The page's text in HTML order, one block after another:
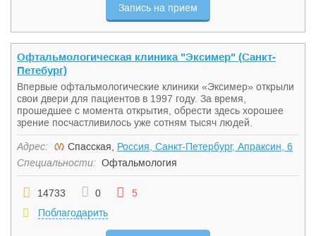
Запись на прием
Офтальмологическая клиника "Эксимер" (Санкт-
Петебург)
Впервые офтальмологические клиники «Эксимер» открыли
свои двери для пациентов в 1997 году. За время,
прошедшее с момента открытия, обрести здесь хорошее
зрение посчастливилось уже сотням тысяч людей.
Адрес: Спасская, Россия, Санкт-Петербург, Апраксин, 6
Специальности: Офтальмология
14733 0
5
Поблагодарить